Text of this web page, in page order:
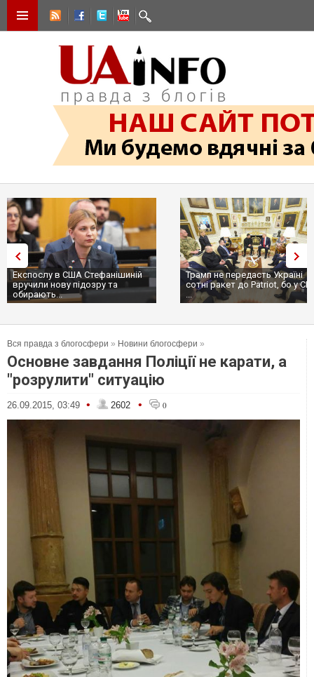
Експослу в США Стефанішиній
вручили нову підозру та
обирають...
Трамп не передасть Україні
сотні ракет до Patriot, бо у
...
Вся правда з блогосфери » Новини блогосфери »
Основне завдання Поліції не карати, а
"розрулити" ситуацію
26.09.2015, 03:49 • 2602 • 0